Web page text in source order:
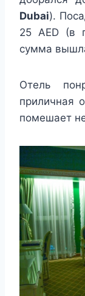
Dubai).
25 AED (в
сумма
Отель
приличная
помешает